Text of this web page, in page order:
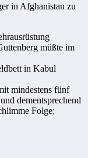
in Afghanistan zu
müßte im
in Kabul
mindestens fünf
dementsprechend
Folge: